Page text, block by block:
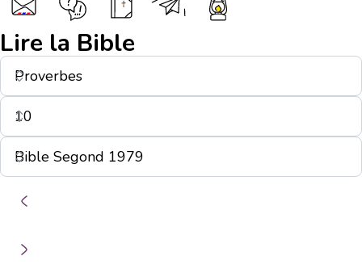
Lire la Bible